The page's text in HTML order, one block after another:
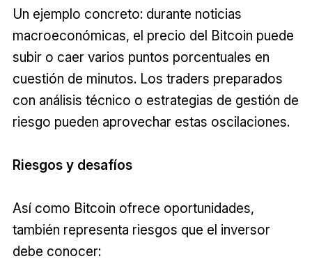
Un ejemplo concreto: durante noticias
macroeconómicas, el precio del Bitcoin puede
subir o caer varios puntos porcentuales en
cuestión de minutos. Los traders preparados
con análisis técnico o estrategias de gestión de
riesgo pueden aprovechar estas oscilaciones.
Riesgos y desafíos
Así como Bitcoin ofrece oportunidades,
también representa riesgos que el inversor
debe conocer: